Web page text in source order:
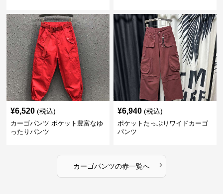
¥6,520 (税込)
カーゴパンツ ポケット豊富なゆ
ったりパンツ
¥6,940 (税込)
ポケットたっぷりワイドカーゴ
パンツ
カーゴパンツの赤一覧へ ›